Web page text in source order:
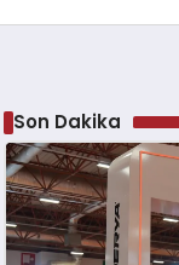
Son Dakika